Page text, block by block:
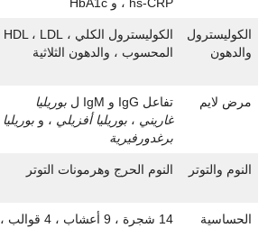
الكوليسترول
والدهون
الكوليسترول الكلي ، HDL ، LDL
المحسوب ، والدهون الثلاثية
مرض لايم تفاعل IgG و IgM ل
بوريليا
غاريني ، بوريليا أفزيلي ، و بوريليا
برغدورفيرية
النوم والتوتر النوم الحرج وهرمونات التوتر
الحساسية
14 شجرة ، 9 أعشاب ، 4 قوالب ،